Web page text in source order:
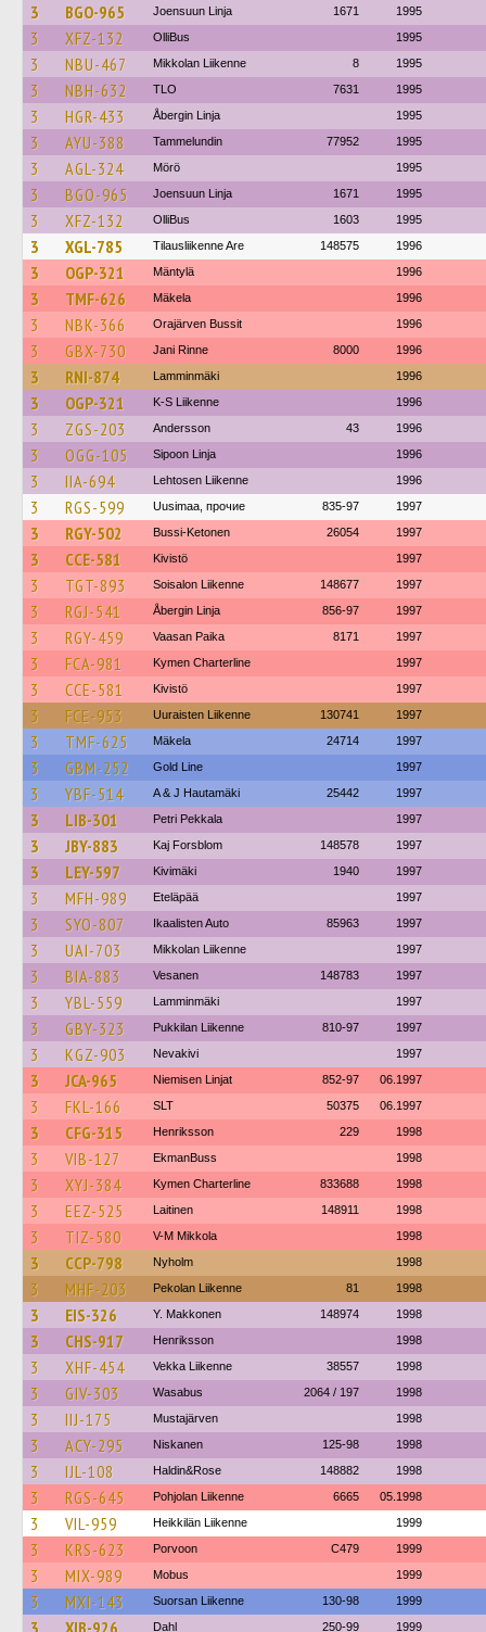
3 BGO-965 Joensuun Linja 1671 1995
3 XFZ-132 OlliBus 1995
3 NBU-467 Mikkolan Liikenne 8 1995
3 NBH-632 TLO 7631 1995
3 HGR-433 Åbergin Linja 1995
3 AYU-388 Tammelundin 77952 1995
3 AGL-324 Mörö 1995
3 BGO-965 Joensuun Linja 1671 1995
3 XFZ-132 OlliBus 1603 1995
3 XGL-785 Tilausliikenne Are 148575 1996
3 OGP-321 Mäntylä 1996
3 TMF-626 Mäkela 1996
3 NBK-366 Orajärven Bussit 1996
3 GBX-730 Jani Rinne 8000 1996
3 RNI-874 Lamminmäki 1996
3 OGP-321 K-S Liikenne 1996
3 ZGS-203 Andersson 43 1996
3 OGG-105 Sipoon Linja 1996
3 IIA-694 Lehtosen Liikenne 1996
3 RGS-599 Uusimaa, прочие 835-97 1997
3 RGY-502 Bussi-Ketonen 26054 1997
3 CCE-581 Kivistö 1997
3 TGT-893 Soisalon Liikenne 148677 1997
3 RGJ-541 Åbergin Linja 856-97 1997
3 RGY-459 Vaasan Paika 8171 1997
3 FCA-981 Kymen Charterline 1997
3 CCE-581 Kivistö 1997
3 FCE-953 Uuraisten Liikenne 130741 1997
3 TMF-625 Mäkela 24714 1997
3 GBM-252 Gold Line 1997
3 YBF-514 A & J Hautamäki 25442 1997
3 LIB-301 Petri Pekkala 1997
3 JBY-883 Kaj Forsblom 148578 1997
3 LEY-597 Kivimäki 1940 1997
3 MFH-989 Eteläpää 1997
3 SYO-807 Ikaalisten Auto 85963 1997
3 UAI-703 Mikkolan Liikenne 1997
3 BIA-883 Vesanen 148783 1997
3 YBL-559 Lamminmäki 1997
3 GBY-323 Pukkilan Liikenne 810-97 1997
3 KGZ-903 Nevakivi 1997
3 JCA-965 Niemisen Linjat 852-97 06.1997
3 FKL-166 SLT 50375 06.1997
3 CFG-315 Henriksson 229 1998
3 VIB-127 EkmanBuss 1998
3 XYJ-384 Kymen Charterline 833688 1998
3 EEZ-525 Laitinen 148911 1998
3 TIZ-580 V-M Mikkola 1998
3 CCP-798 Nyholm 1998
3 MHF-203 Pekolan Liikenne 81 1998
3 EIS-326 Y. Makkonen 148974 1998
3 CHS-917 Henriksson 1998
3 XHF-454 Vekka Liikenne 38557 1998
3 GIV-303 Wasabus 2064 / 197 1998
3 IIJ-175 Mustajärven 1998
3 ACY-295 Niskanen 125-98 1998
3 IJL-108 Haldin&Rose 148882 1998
3 RGS-645 Pohjolan Liikenne 6665 05.1998
3 VIL-959 Heikkilän Liikenne 1999
3 KRS-623 Porvoon C479 1999
3 MIX-989 Mobus 1999
3 MXI-143 Suorsan Liikenne 130-98 1999
3 XIB-926 Dahl 250-99 1999